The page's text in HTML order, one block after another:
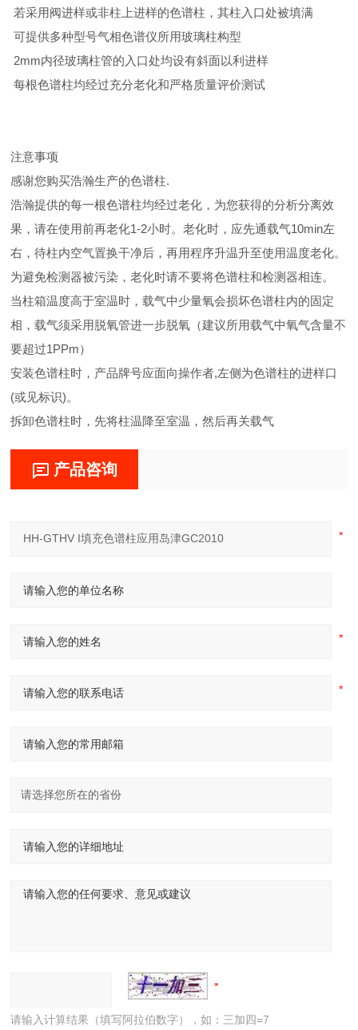
若采用阀进样或非柱上进样的色谱柱，其柱入口处被填满
可提供多种型号气相色谱仪所用玻璃柱构型
2mm内径玻璃柱管的入口处均设有斜面以利进样
每根色谱柱均经过充分老化和严格质量评价测试
注意事项
感谢您购买浩瀚生产的色谱柱.
浩瀚提供的每一根色谱柱均经过老化，为您获得的分析分离效
果，请在使用前再老化1-2小时。老化时，应先通载气10min左
右，待柱内空气置换干净后，再用程序升温升至使用温度老化。
为避免检测器被污染，老化时请不要将色谱柱和检测器相连。
当柱箱温度高于室温时，载气中少量氧会损坏色谱柱内的固定
相，载气须采用脱氧管进一步脱氧（建议所用载气中氧气含量不
要超过1PPm）
安装色谱柱时，产品牌号应面向操作者,左侧为色谱柱的进样口
(或见标识)。
拆卸色谱柱时，先将柱温降至室温，然后再关载气
产品咨询
请输入计算结果（填写阿拉伯数字），如：三加四=7